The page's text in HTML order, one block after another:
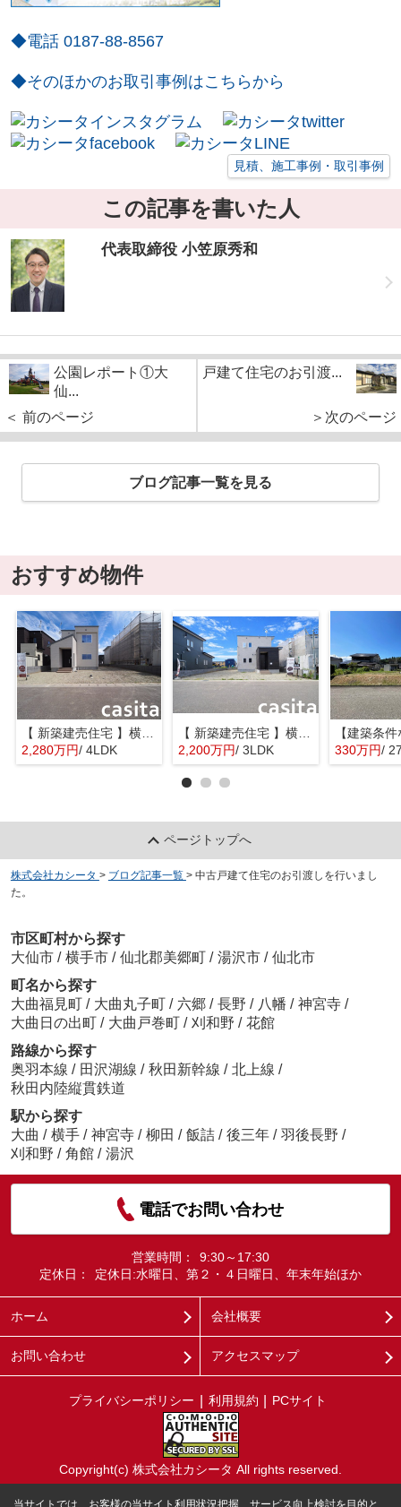
◆電話 0187-88-8567
◆そのほかのお取引事例はこちらから
見積、施工事例・取引事例
この記事を書いた人
代表取締役 小笠原秀和
公園レポート①大
仙...
＜ 前のページ
戸建て住宅のお引渡...
＞次のページ
ブログ記事一覧を見る
おすすめ物件
【 新築建売住宅 】横手市八幡字長者町No58 横手北小学校区のオール電化 4LDK
2,280万円/ 4LDK
【 新築建売住宅 】横手市八幡字長者町No50 横手北小学校区のオール電化 3LDK
2,200万円/ 3LDK 330万円/
ページトップへ
株式会社カシータ > ブログ記事一覧 > 中古戸建て住宅のお引渡しを行いまし
た。
市区町村から探す
大仙市 / 横手市 / 仙北郡美郷町 / 湯沢市 / 仙北市
町名から探す
大曲福見町 / 大曲丸子町 / 六郷 / 長野 / 八幡 / 神宮寺 /
大曲日の出町 / 大曲戸巻町 / 刈和野 / 花館
路線から探す
奥羽本線 / 田沢湖線 / 秋田新幹線 / 北上線 /
秋田内陸縦貫鉄道
駅から探す
大曲 / 横手 / 神宮寺 / 柳田 / 飯詰 / 後三年 / 羽後長野 /
刈和野 / 角館 / 湯沢
電話でお問い合わせ
営業時間：
9:30～17:30
定休日：
定休日:水曜日、第２・４日曜日、年末年始ほか
ホーム 会社概要
お問い合わせ アクセスマップ
プライバシーポリシー 利用規約 PCサイト
Copyright(c) 株式会社カシータ All rights reserved.
当サイトでは、お客様の当サイト利用状況把握、サービス向上検討を目的と